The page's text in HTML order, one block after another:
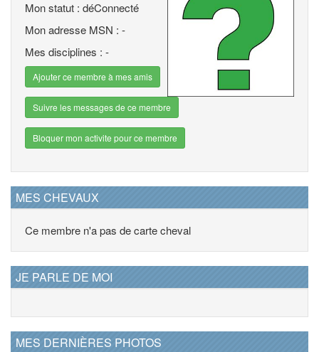
Mon statut : déConnecté
Mon adresse MSN : -
Mes disciplines : -
Ajouter ce membre à mes amis
Suivre les messages de ce membre
Bloquer mon activite pour ce membre
MES CHEVAUX
Ce membre n'a pas de carte cheval
JE PARLE DE MOI
MES DERNIÈRES PHOTOS